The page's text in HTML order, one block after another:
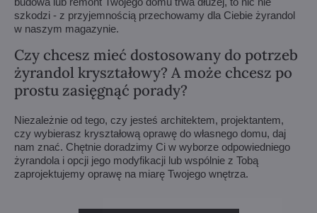
szkodzi - z przyjemnością przechowamy dla Ciebie żyrandol
w naszym magazynie.
Czy chcesz mieć dostosowany do potrzeb
żyrandol kryształowy? A może chcesz po
prostu zasięgnąć porady?
Niezależnie od tego, czy jesteś architektem, projektantem,
czy wybierasz kryształową oprawę do własnego domu, daj
nam znać. Chętnie doradzimy Ci w wyborze odpowiedniego
żyrandola i opcji jego modyfikacji lub wspólnie z Tobą
zaprojektujemy oprawę na miarę Twojego wnętrza.